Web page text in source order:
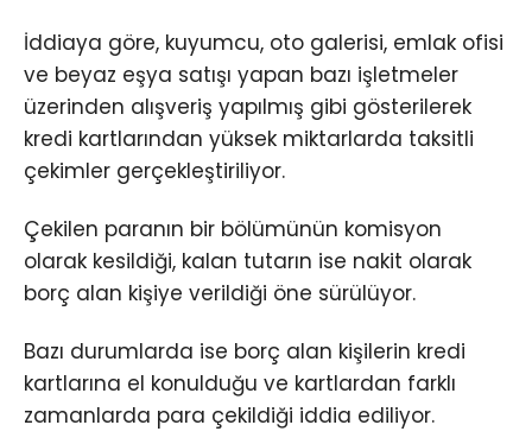
İddiaya göre, kuyumcu, oto galerisi, emlak ofisi
ve beyaz eşya satışı yapan bazı işletmeler
üzerinden alışveriş yapılmış gibi gösterilerek
kredi kartlarından yüksek miktarlarda taksitli
çekimler gerçekleştiriliyor.
Çekilen paranın bir bölümünün komisyon
olarak kesildiği, kalan tutarın ise nakit olarak
borç alan kişiye verildiği öne sürülüyor.
Bazı durumlarda ise borç alan kişilerin kredi
kartlarına el konulduğu ve kartlardan farklı
zamanlarda para çekildiği iddia ediliyor.